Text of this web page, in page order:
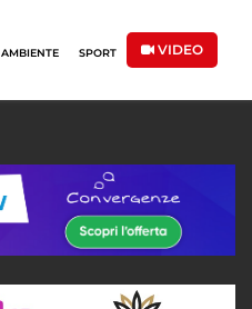
AMBIENTE SPORT VIDEO